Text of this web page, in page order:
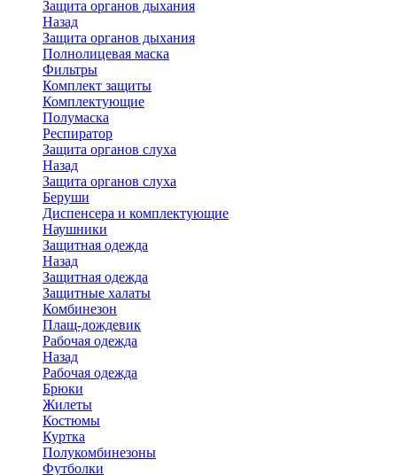
Защита органов дыхания
Назад
Защита органов дыхания
Полнолицевая маска
Фильтры
Комплект защиты
Комплектующие
Полумаска
Респиратор
Защита органов слуха
Назад
Защита органов слуха
Беруши
Диспенсера и комплектующие
Наушники
Защитная одежда
Назад
Защитная одежда
Защитные халаты
Комбинезон
Плащ-дождевик
Рабочая одежда
Назад
Рабочая одежда
Брюки
Жилеты
Костюмы
Куртка
Полукомбинезоны
Футболки